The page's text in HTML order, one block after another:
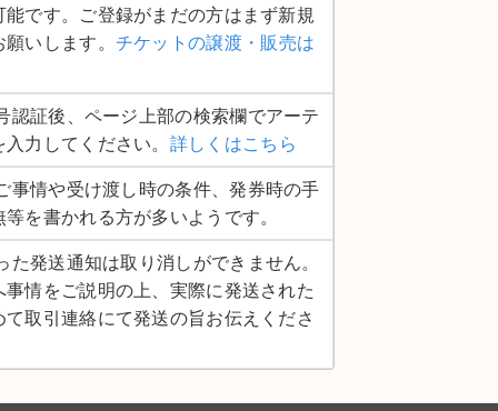
能です。ご登録がまだの方はまず新規
いします。 チケットの譲渡・販売は
認証後、ページ上部の検索欄でアーテ
力してください。 詳しくはこちら
事情や受け渡し時の条件、発券時の手
を書かれる方が多いようです。
た発送通知は取り消しができません。
事情をご説明の上、実際に発送された
て取引連絡にて発送の旨お伝えくださ